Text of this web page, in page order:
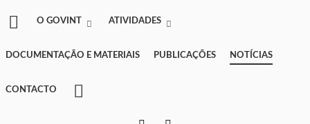
O GOVINT ATIVIDADES
DOCUMENTAÇÃO E MATERIAIS PUBLICAÇÕES NOTÍCIAS
CONTACTO